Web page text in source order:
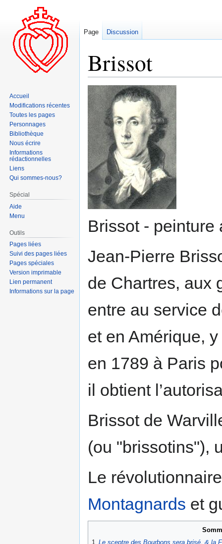
Brissot
Aller
navigation
Aller
recherche
Brissot - peinture
Jean-Pierre
de Chartres, aux
entre au service
et en Amérique,
en 1789 à Paris
il obtient
Brissot de
(ou "brissotins"),
Le
Montagnards et
1 Le sceptre des Bourbons sera brisé, & la
Page Discussion
Accueil
Modifications récentes
Toutes les pages
Personnages
Bibliothèque
Nous écrire
Informations
rédactionnelles
Liens
Qui sommes-nous?
Spécial
Aide
Menu
Outils
Pages liées
Suivi des pages liées
Pages spéciales
Version imprimable
Lien permanent
Informations sur la page